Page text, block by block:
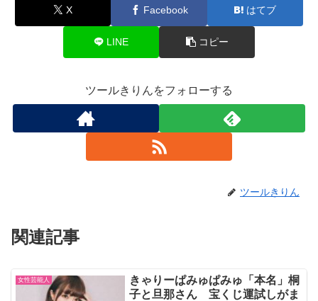
X Facebook はてブ
LINE コピー
ツールきりんをフォローする
ツールきりん
関連記事
女性芸能人
きゃりーぱみゅぱみゅ「本名」桐
子と旦那さん 宝くじ運試しがま